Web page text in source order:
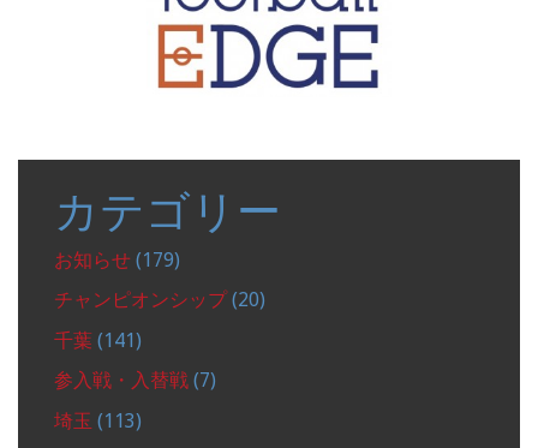
カテゴリー
お知らせ (179)
チャンピオンシップ(20)
千葉 (141)
参入戦・入替戦 (7)
埼玉 (113)